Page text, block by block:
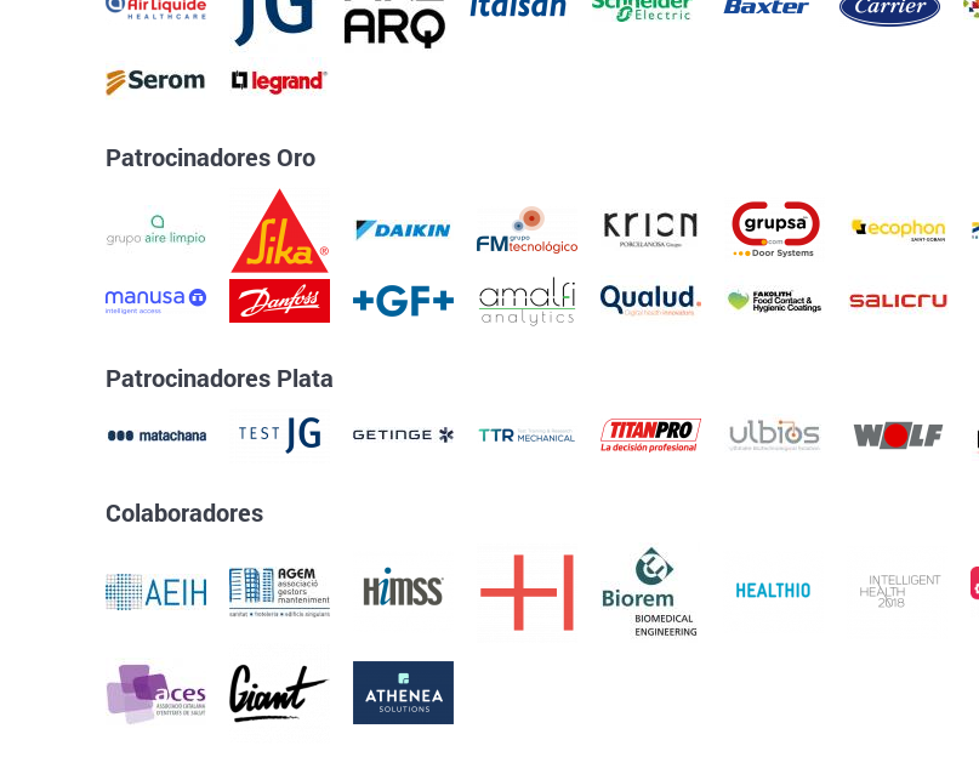
Patrocinadores Oro
Patrocinadores Plata
Colaboradores